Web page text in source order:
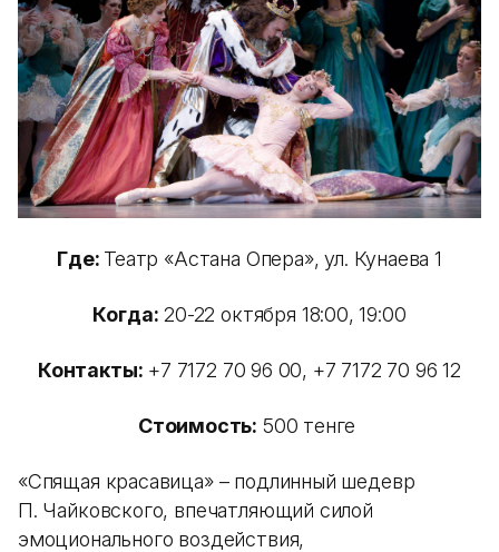
Где: Театр «Астана Опера», ул. Кунаева 1
Когда: 20-22 октября 18:00, 19:00
Контакты: +7 7172 70 96 00, +7 7172 70 96 12
Стоимость: 500 тенге
«Спящая красавица» – подлинный шедевр
П. Чайковского, впечатляющий силой
эмоционального воздействия,